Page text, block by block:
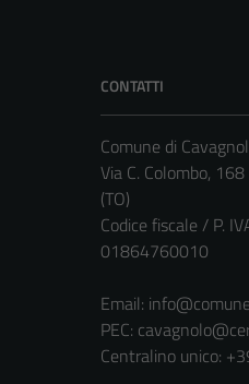
CONTATTI
Comune di
Via C. Colombo,
(TO)
Codice fiscale / P.
01864760010
Email:
PEC:
Centralino unico: